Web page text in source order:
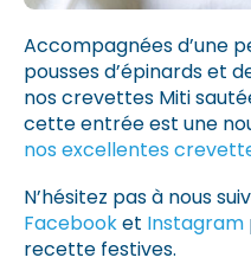
Accompagnées d’une
pousses d’épinards et
nos crevettes Miti
cette entrée est une
nos excellentes
N’hésitez pas à nous
Facebooket Instagram
recette festives.